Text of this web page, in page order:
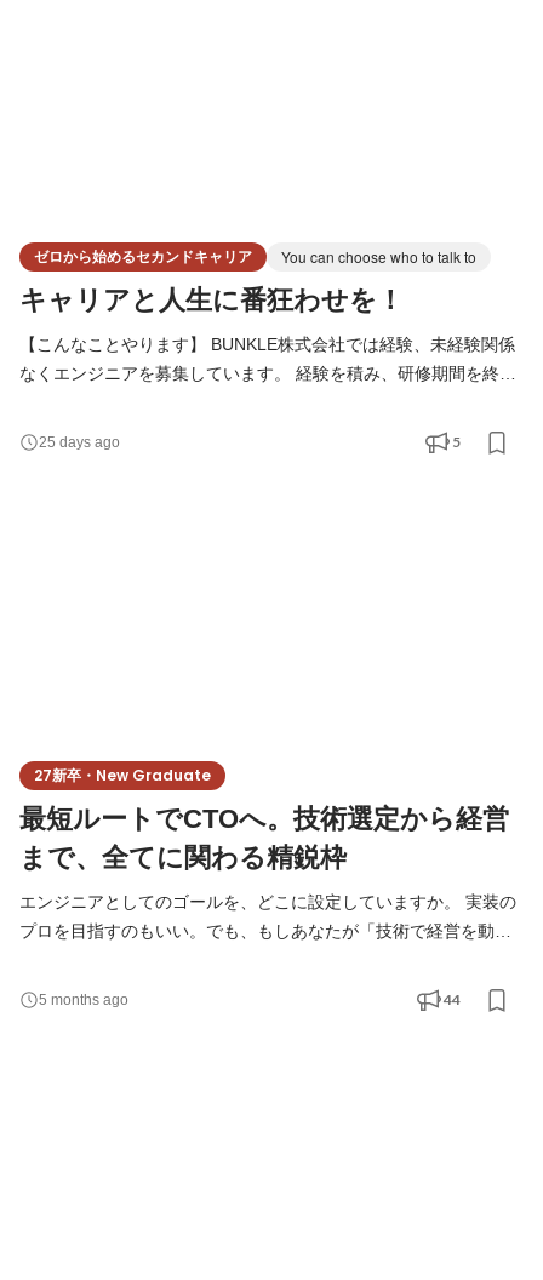
ゼロから始めるセカンドキャリア You can choose who to talk to
キャリアと人生に番狂わせを！
【こんなことやります】 BUNKLE株式会社では経験、未経験関係
なくエンジニアを募集しています。 経験を積み、研修期間を終え
システムの開発現場にステップアップすることや新卒採用の選考
25 days ago 5
27新卒・New Graduate
最短ルートでCTOへ。技術選定から経営
まで、全てに関わる精鋭枠
エンジニアとしてのゴールを、どこに設定していますか。 実装の
プロを目指すのもいい。でも、もしあなたが「技術で経営を動か
年でCTO候補。圧倒的な裁量を持って、プロダクトの運命を左右
5 months ago 44